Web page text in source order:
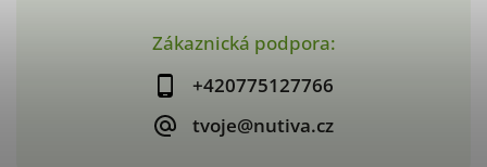
Zákaznická podpora:
+420775127766
tvoje@nutiva.cz